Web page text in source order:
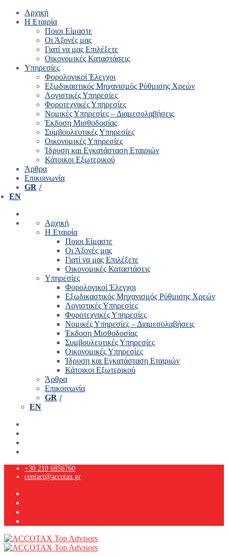
Αρχική
Η Εταιρία
Ποιοι Είμαστε
Οι Άξονές μας
Γιατί να μας Επιλέξετε
Οικονομικές Καταστάσεις
Υπηρεσίες
Φορολογικοί Έλεγχοι
Εξωδικαστικός Μηχανισμός Ρύθμισης Χρεών
Λογιστικές Υπηρεσίες
Φοροτεχνικές Υπηρεσίες
Νομικές Υπηρεσίες – Διαμεσολαβήσεις
Έκδοση Μισθοδοσίας
Συμβουλευτικές Υπηρεσίες
Οικονομικές Υπηρεσίες
Ίδρυση και Εγκατάσταση Εταιριών
Κάτοικοι Εξωτερικού
Άρθρα
Επικοινωνία
GR
EN
Αρχική
Η Εταιρία
Ποιοι Είμαστε
Οι Άξονές μας
Γιατί να μας Επιλέξετε
Οικονομικές Καταστάσεις
Υπηρεσίες
Φορολογικοί Έλεγχοι
Εξωδικαστικός Μηχανισμός Ρύθμισης Χρεών
Λογιστικές Υπηρεσίες
Φοροτεχνικές Υπηρεσίες
Νομικές Υπηρεσίες – Διαμεσολαβήσεις
Έκδοση Μισθοδοσίας
Συμβουλευτικές Υπηρεσίες
Οικονομικές Υπηρεσίες
Ίδρυση και Εγκατάσταση Εταιριών
Κάτοικοι Εξωτερικού
Άρθρα
Επικοινωνία
GR
EN
+30 210 6856760
contact@accotax.gr